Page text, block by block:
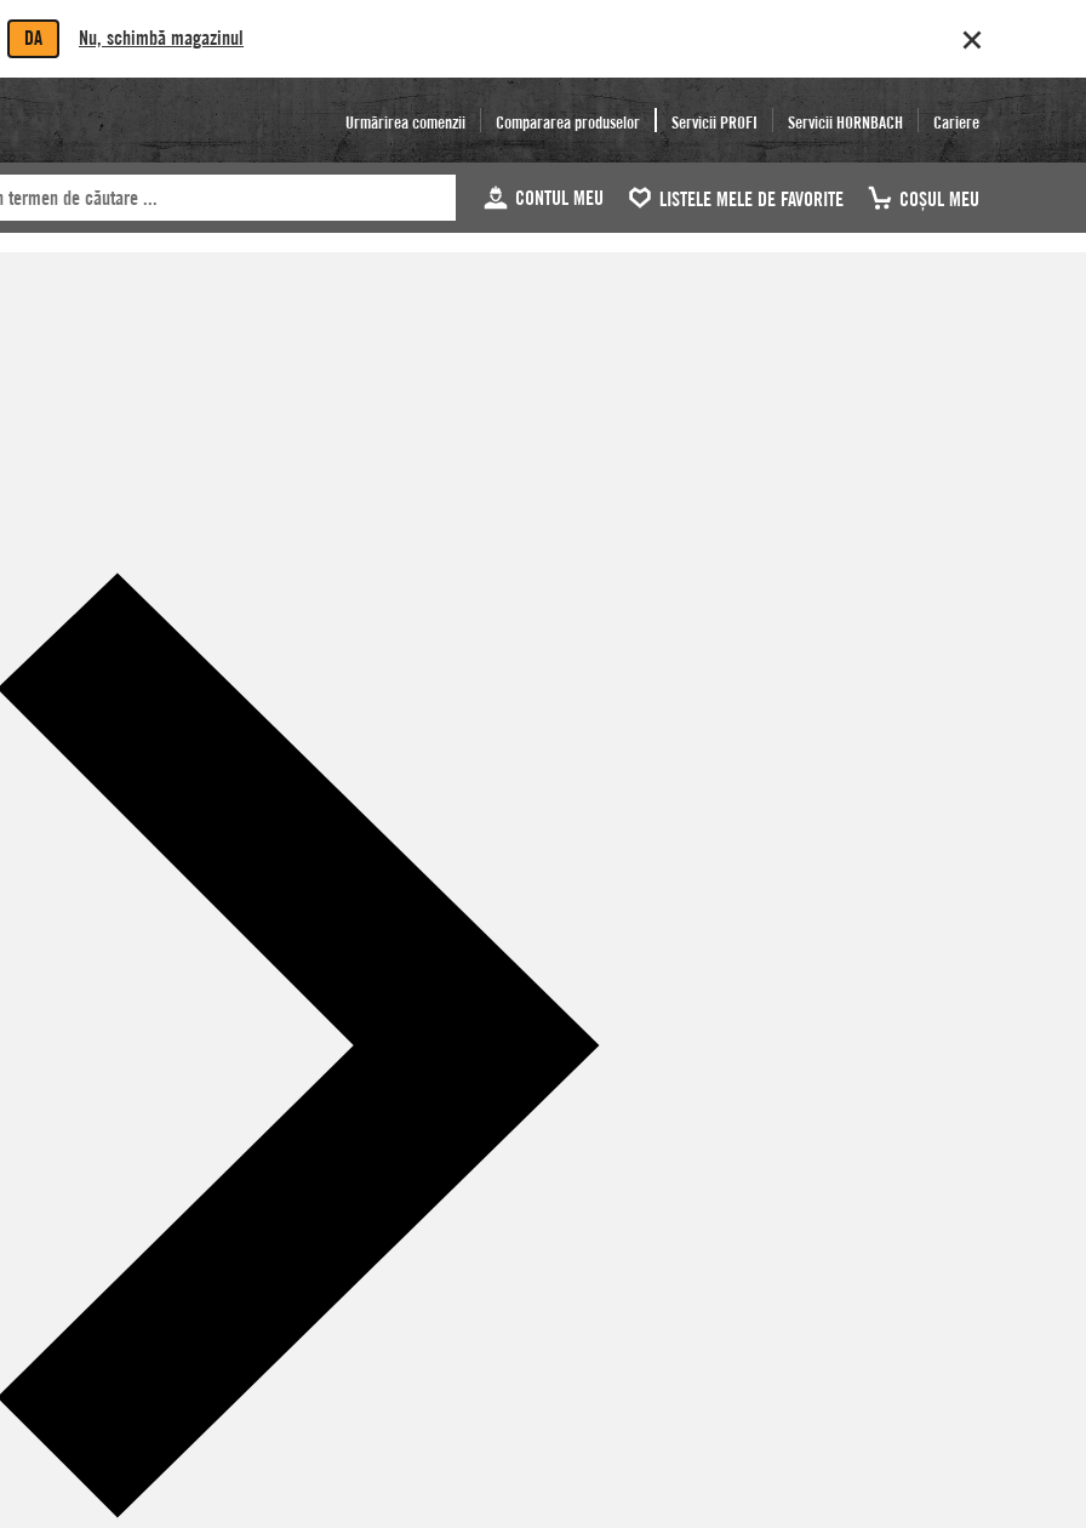
DA Nu, schimbă magazinul
Urmărirea comenzii Compararea produselor Servicii PROFI Servicii HORNBACH Cariere
CONTUL MEU LISTELE MELE DE FAVORITE COŞUL MEU